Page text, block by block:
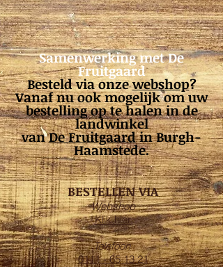
Samenwerking met De
Fruitgaard
Besteld via onzewebshop?
Vanaf nu ook mogelijk om uw
bestelling op te halen in de
landwinkel
vanDe Fruitgaardin Burgh-
Haamstede.
BESTELLEN VIA
Webshop
Klik hier
Telefoon
0111 - 65 13 21